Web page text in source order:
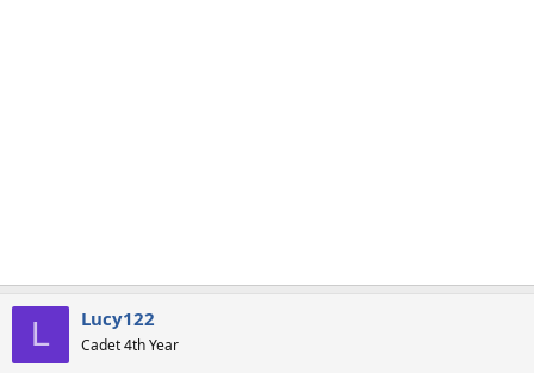
L Lucy122
Cadet 4th Year